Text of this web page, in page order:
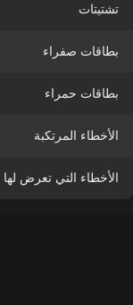
تشتيتات
بطاقات صفراء
بطاقات حمراء
الأخطاء المرتكبة
الأخطاء التي تعرض لها